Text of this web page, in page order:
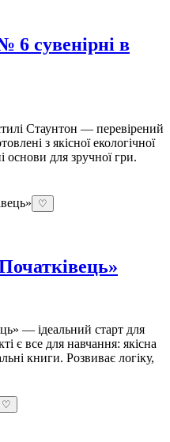
сувенірні в
Стаунтон — перевірений
з якісної екологічної
для зручної гри.
♡
— ідеальний старт для
є все для навчання: якісна
книги. Розвиває логіку,
♡